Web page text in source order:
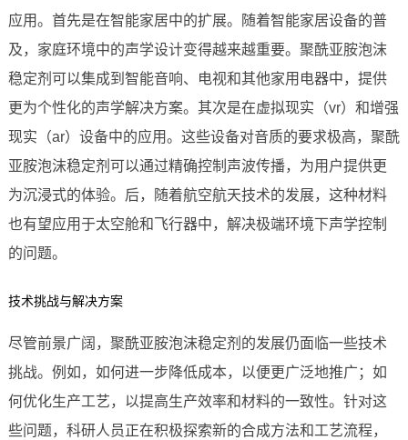
应用。首先是在智能家居中的扩展。随着智能家居设备的普
及，家庭环境中的声学设计变得越来越重要。聚酰亚胺泡沫
稳定剂可以集成到智能音响、电视和其他家用电器中，提供
更为个性化的声学解决方案。其次是在虚拟现实（vr）和增强
现实（ar）设备中的应用。这些设备对音质的要求极高，聚酰
亚胺泡沫稳定剂可以通过精确控制声波传播，为用户提供更
为沉浸式的体验。后，随着航空航天技术的发展，这种材料
也有望应用于太空舱和飞行器中，解决极端环境下声学控制
的问题。
技术挑战与解决方案
尽管前景广阔，聚酰亚胺泡沫稳定剂的发展仍面临一些技术
挑战。例如，如何进一步降低成本，以便更广泛地推广；如
何优化生产工艺，以提高生产效率和材料的一致性。针对这
些问题，科研人员正在积极探索新的合成方法和工艺流程，